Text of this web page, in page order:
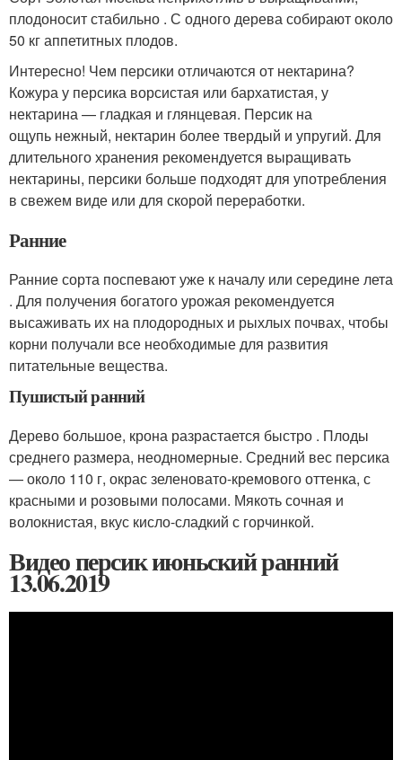
плодоносит стабильно . С одного дерева собирают около
50 кг аппетитных плодов.
Интересно! Чем персики отличаются от нектарина?
Кожура у персика ворсистая или бархатистая, у
нектарина — гладкая и глянцевая. Персик на
ощупь нежный, нектарин более твердый и упругий. Для
длительного хранения рекомендуется выращивать
нектарины, персики больше подходят для употребления
в свежем виде или для скорой переработки.
Ранние
Ранние сорта поспевают уже к началу или середине лета
. Для получения богатого урожая рекомендуется
высаживать их на плодородных и рыхлых почвах, чтобы
корни получали все необходимые для развития
питательные вещества.
Пушистый ранний
Дерево большое, крона разрастается быстро . Плоды
среднего размера, неодномерные. Средний вес персика
— около 110 г, окрас зеленовато-кремового оттенка, с
красными и розовыми полосами. Мякоть сочная и
волокнистая, вкус кисло-сладкий с горчинкой.
Видео персик июньский ранний
13.06.2019